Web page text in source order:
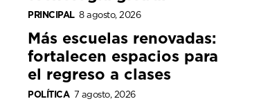
PRINCIPAL 8 agosto, 2026
Más escuelas renovadas:
fortalecen espacios para
el regreso a clases
POLÍTICA 7 agosto, 2026